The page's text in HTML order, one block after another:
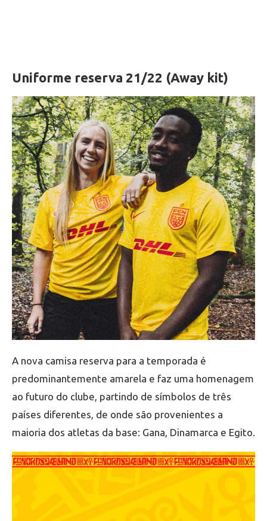
Uniforme reserva 21/22 (Away kit)
A nova camisa reserva para a temporada é
predominantemente amarela e faz uma homenagem
ao futuro do clube, partindo de símbolos de três
países diferentes, de onde são provenientes a
maioria dos atletas da base: Gana, Dinamarca e Egito.